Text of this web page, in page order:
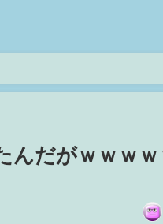
んだがｗｗｗｗ